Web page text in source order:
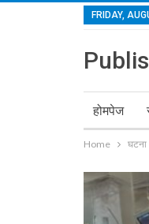
FRIDAY,
होमपेज
Home घटना